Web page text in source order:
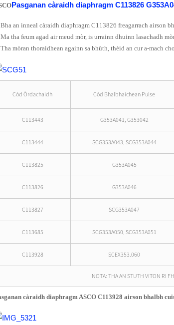
Pasganan càraidh diaphragm C113826
Bha an inneal càraidh diaphragm C113826 freagarrach airson
tha feum agad air meud mòr, is urrainn dhuinn lasachadh
mòran thoraidhean againn sa bhùth, thèid an cur a-mach
Còd Òrdachaidh Còd Bhalbhaichean Pulse
C113443 G353A041, G353042
C113444 SCG353A043, SCG353A044
C113825 G353A045
C113826 G353A046
C113827 SCG353A047
C113685 SCG353A050, SCG353A051
C113928 SCEX353.060
NOTA: THA AN STUTH VITON RI
càraidh diaphragm ASCO C113928 airson bhalbh